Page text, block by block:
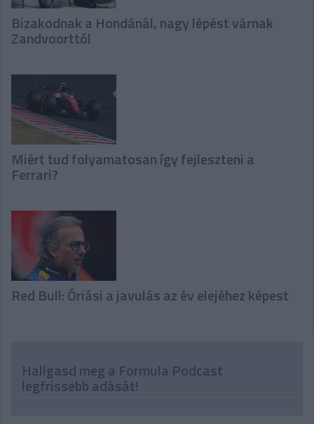
Bizakodnak a Hondánál, nagy lépést várnak
Zandvoorttól
Miért tud folyamatosan így fejleszteni a
Ferrari?
Red Bull: Óriási a javulás az év elejéhez képest
Hallgasd meg a Formula Podcast
legfrissebb adását!